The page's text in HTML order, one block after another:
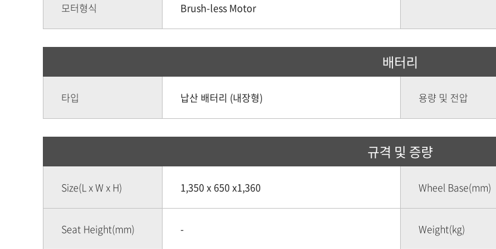
모터형식 Brush-less Motor
배터리
타입 납산 배터리 (내장형) 용량 및 전압
규격 및 증량
Size(L x W x H) 1,350 x 650 x1,360
Seat Height(mm) -
Wheel Base(mm)
Weight(kg)